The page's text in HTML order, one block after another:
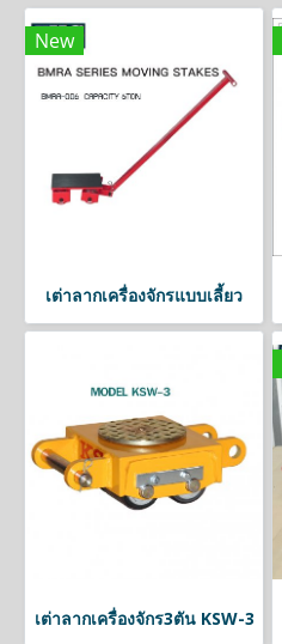
New
เต่าลากเครื่องจักรแบบเลี้ยว
เต่าลากเครื่องจักร3ตัน KSW-3